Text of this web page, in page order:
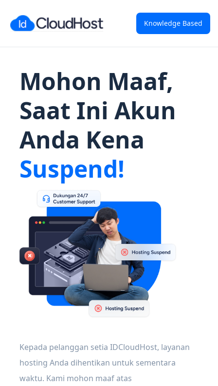
Knowledge Based
Mohon Maaf,
Saat Ini Akun
Anda Kena
Suspend!
Kepada pelanggan setia IDCloudHost, layanan
hosting Anda dihentikan untuk sementara
waktu. Kami mohon maaf atas